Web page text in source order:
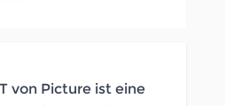
von Picture ist eine